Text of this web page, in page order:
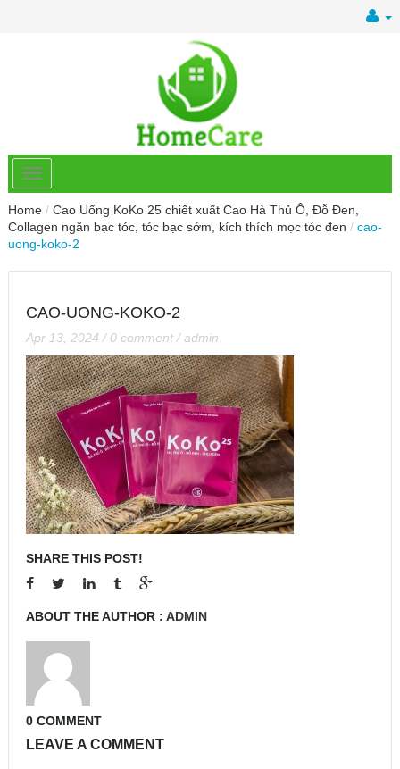
Home / Cao Uống KoKo 25 chiết xuất Cao Hà Thủ Ô, Đỗ Đen,
Collagen ngăn bạc tóc, tóc bạc sớm, kích thích mọc tóc đen / cao-
uong-koko-2
CAO-UONG-KOKO-2
Apr 13, 2024 / 0 comment /admin
SHARE THIS POST!
ABOUT THE AUTHOR : ADMIN
0 COMMENT
LEAVE A COMMENT